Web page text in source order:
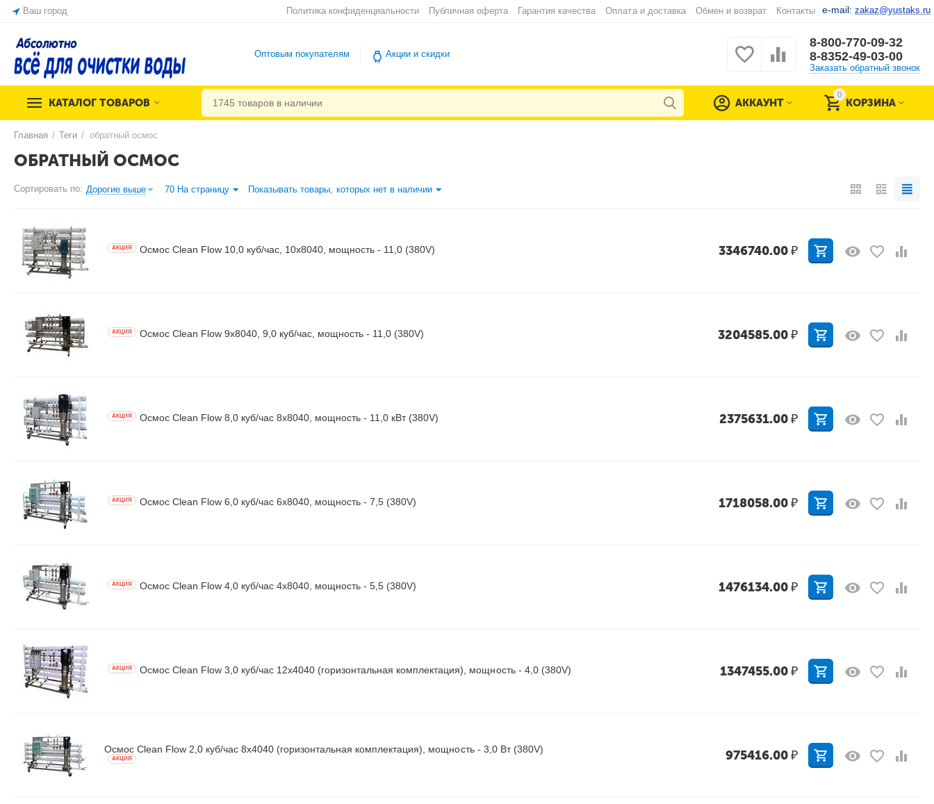
Ваш город e-mail: zakaz@yustaks.ru
Политика конфиденциальности Публичная оферта Гарантия качества Оплата и доставка Обмен и возврат Контакты
Оптовым покупателям Акции и скидки
8-800-770-09-32
8-8352-49-03-00
Заказать обратный звонок
КАТАЛОГ ТОВАРОВ
0
КОРЗИНА
АККАУНТ
Главная / Теги / обратный осмос
ОБРАТНЫЙ ОСМОС
Сортировать по: Дорогие выше 70 На страницу Показывать товары, которых нет в наличии
Осмос Clean Flow 10,0 куб/час, 10x8040, мощность - 11,0 (380V)
AКЦИЯ 3346740.00₽
Осмос Clean Flow 9x8040, 9,0 куб/час, мощность - 11,0 (380V)
AКЦИЯ 3204585.00₽
Осмоc Clean Flow 8,0 куб/час 8x8040, мощность - 11,0 кВт (380V)
AКЦИЯ 2375631.00₽
Осмос Clean Flow 6,0 куб/час 6x8040, мощность - 7,5 (380V)
AКЦИЯ 1718058.00₽
Осмос Clean Flow 4,0 куб/час 4x8040, мощность - 5,5 (380V)
AКЦИЯ 1476134.00₽
Осмос Clean Flow 3,0 куб/час 12x4040 (горизонтальная комплектация), мощность - 4,0 (380V)
AКЦИЯ 1347455.00₽
Осмос Clean Flow 2,0 куб/час 8x4040 (горизонтальная комплектация), мощность - 3,0 Вт (380V)
AКЦИЯ 975416.00₽